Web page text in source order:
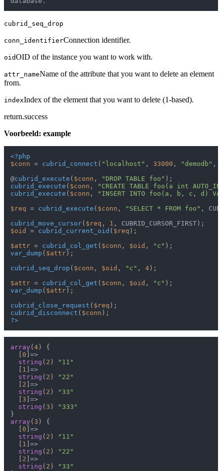
cubrid_seq_drop
conn_identifierConnection identifier.
oidOID of the instance you want to work with.
attr_nameName of the attribute that you want to delete an element
from.
indexIndex of the element that you want to delete (1-based).
return.success
Voorbeeld: example
<?php
$conn = cubrid_connect ( "localhost" , 33000 , "demodb" ,
@cubrid_execute ( $conn , "DROP TABLE foo"
cubrid_execute ( $conn ,
"CREATE TABLE foo(a int
cubrid_execute ( $conn ,
"INSERT INTO foo(a, b, c, d)
$req = cubrid_execute ( $conn , "SELECT * FROM foo" ,
cubrid_move_cursor( $req , 1
$oid
= cubrid_current_oid ( $req );
$attr = cubrid_col_get ( $conn , $oid , "c"
var_dump ( $attr );
cubrid_seq_drop ( $conn , $oid , "c" , 4 );
$attr = cubrid_col_get ( $conn , $oid , "c"
var_dump ( $attr );
cubrid_close_request ( $req
cubrid_disconnect ( $conn
?>
array ( 4 ) {
0 ]=>
string ( 2 )
"11"
1 ]=>
string ( 2 )
"22"
2 ]=>
string ( 2 )
"33"
3 ]=>
string ( 3 )
"333"
array ( 3 ) {
0 ]=>
string ( 2 )
"11"
1 ]=>
string ( 2 )
"22"
2 ]=>
string ( 2 )
"33"